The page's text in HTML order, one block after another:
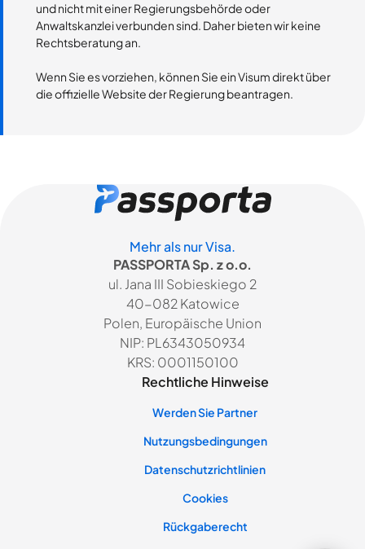
und nicht mit einer Regierungsbehörde oder
Anwaltskanzlei verbunden sind. Daher bieten wir keine
Rechtsberatung an.
Wenn Sie es vorziehen, können Sie ein Visum direkt über
die offizielle Website der Regierung beantragen.
Mehr als nur Visa.
PASSPORTA Sp. z o.o.
ul. Jana III Sobieskiego 2
40-082 Katowice
Polen, Europäische Union
NIP: PL6343050934
KRS: 0001150100
Rechtliche Hinweise
Werden Sie Partner
Nutzungsbedingungen
Datenschutzrichtlinien
Cookies
Rückgaberecht